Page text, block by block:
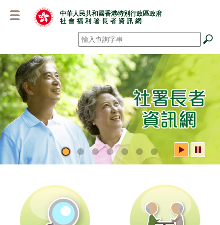
容
中華人民共和國香港特別行政區政府
社 會 福 利 署 長 者 資 訊 網
搜尋 *
社署長者資訊網